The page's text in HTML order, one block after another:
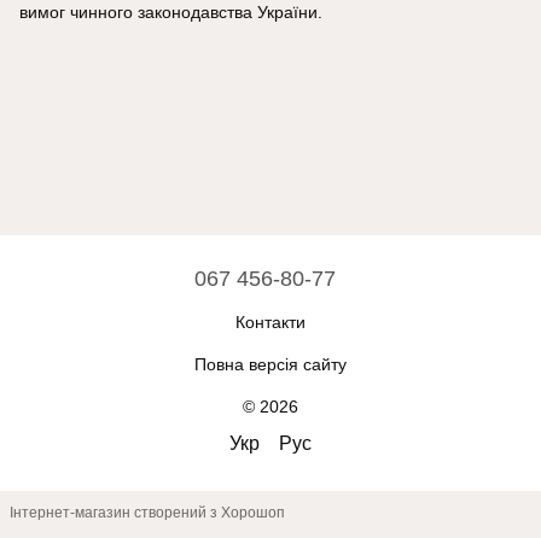
вимог чинного законодавства України.
067 456-80-77
Контакти
Повна версія сайту
© 2026
Укр Рус
Інтернет-магазин створений з Хорошоп